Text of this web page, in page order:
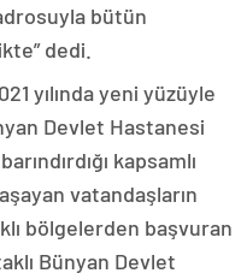
bütün
dedi.
yılında yeni yüzüyle
Devlet Hastanesi
kapsamlı
vatandaşların
bölgelerden başvuran
Bünyan Devlet